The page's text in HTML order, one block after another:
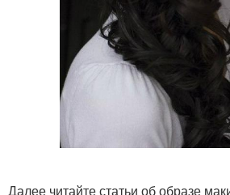
Далее читайте статьи об образе